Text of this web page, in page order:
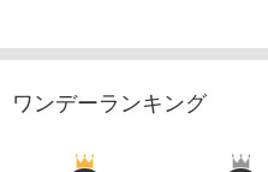
ワンデーランキング